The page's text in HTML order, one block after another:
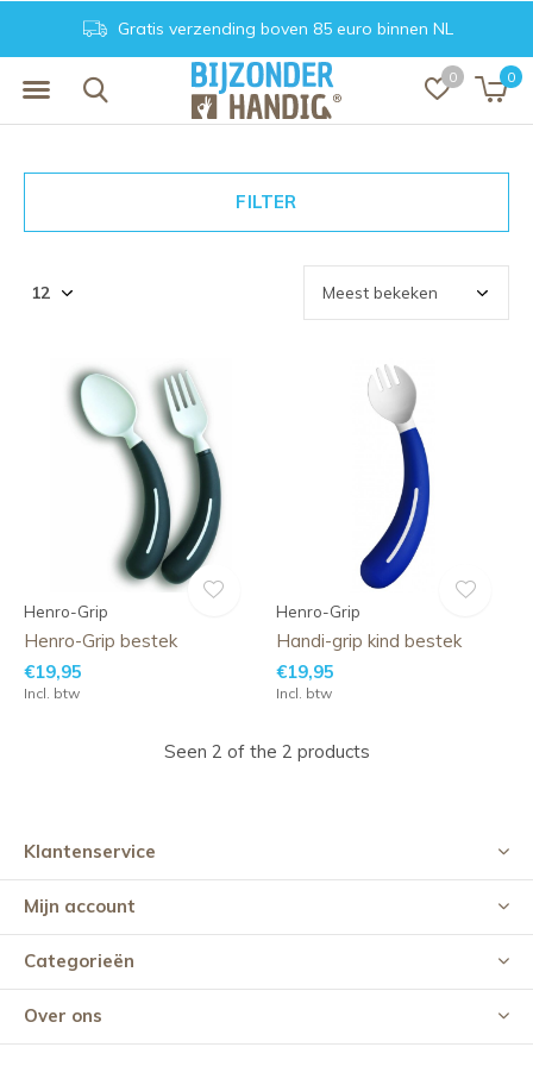
0 0
Gratis verzending boven 85 euro binnen NL
FILTER
Henro-Grip
Henro-Grip bestek
€19,95
Incl. btw
Henro-Grip
Handi-grip kind bestek
€19,95
Incl. btw
Seen 2 of the 2 products
Klantenservice
Mijn account
Categorieën
Over ons